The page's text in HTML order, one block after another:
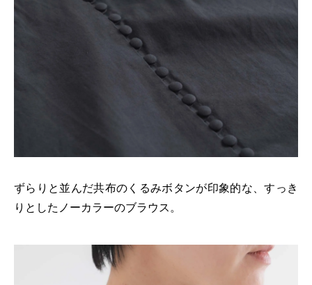
ずらりと並んだ共布のくるみボタンが印象的な、すっき
りとしたノーカラーのブラウス。